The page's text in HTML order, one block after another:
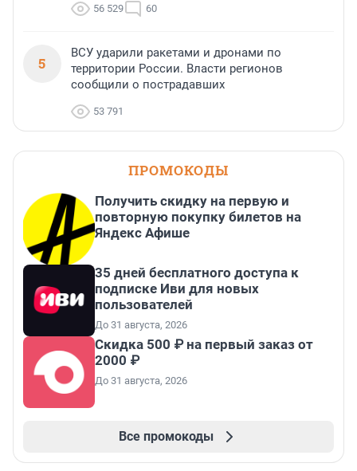
56 529 60
5
ВСУ ударили ракетами и дронами по
территории России. Власти регионов
сообщили о пострадавших
53 791
ПРОМОКОДЫ
Получить скидку на первую и
повторную покупку билетов на
Яндекс Афише
35 дней бесплатного доступа к
подписке Иви для новых
пользователей
До 31 августа, 2026
Скидка 500 ₽ на первый заказ от
2000 ₽
До 31 августа, 2026
Все промокоды